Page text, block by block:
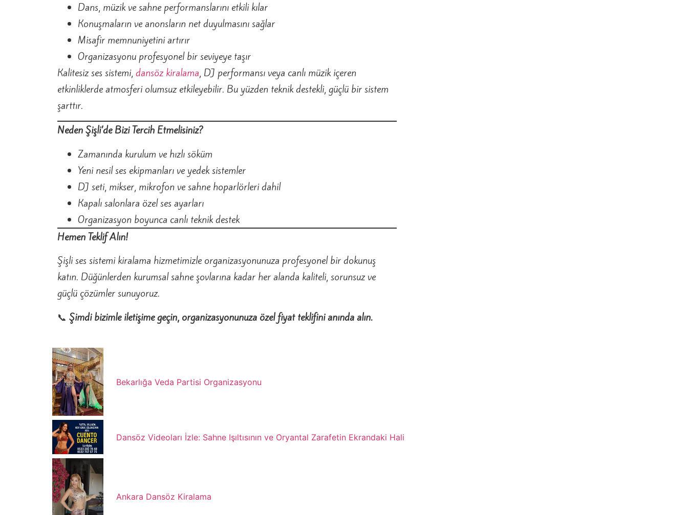
Dans, müzik ve sahne performanslarını etkili kılar
Konuşmaların ve anonsların net duyulmasını sağlar
Misafir memnuniyetini artırır
Organizasyonu profesyonel bir seviyeye taşır
Kalitesiz ses sistemi,dansöz kiralama, DJ performansı veya canlı müzik içeren
etkinliklerde atmosferi olumsuz etkileyebilir. Bu yüzden teknik destekli, güçlü bir sistem
şarttır.
Neden Şişli’de Bizi Tercih Etmelisiniz?
Zamanında kurulum ve hızlı söküm
Yeni nesil ses ekipmanları ve yedek sistemler
DJ seti, mikser, mikrofon ve sahne hoparlörleri dahil
Kapalı salonlara özel ses ayarları
Organizasyon boyunca canlı teknik destek
Hemen Teklif Alın!
Şişli ses sistemi kiralama hizmetimizle organizasyonunuza profesyonel bir dokunuş
katın. Düğünlerden kurumsal sahne şovlarına kadar her alanda kaliteli, sorunsuz ve
güçlü çözümler sunuyoruz.
📞 Şimdi bizimle iletişime geçin, organizasyonunuza özel fiyat teklifini anında alın.
Bekarlığa Veda Partisi Organizasyonu
Dansöz Videoları İzle: Sahne Işıltısının ve Oryantal Zarafetin Ekrandaki Hali
Ankara Dansöz Kiralama